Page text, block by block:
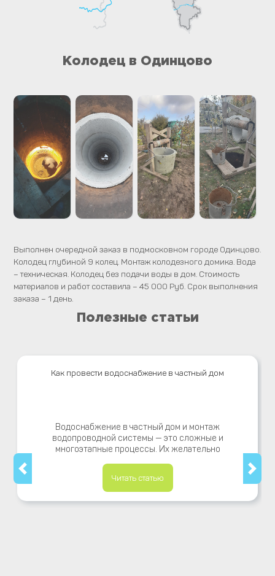
Колодец в Одинцово
Выполнен очередной заказ в подмосковном городе Одинцово.
Колодец глубиной 9 колец. Монтаж колодезного домика. Вода
– техническая. Колодец без подачи воды в дом. Стоимость
материалов и работ составила – 45 000 Руб. Срок выполнения
заказа – 1 день.
Полезные статьи
Как провести водоснабжение в частный дом
Водоснабжение в частный дом и монтаж
водопроводной системы — это сложные и
многоэтапные процессы. Их желательно
Читать статью